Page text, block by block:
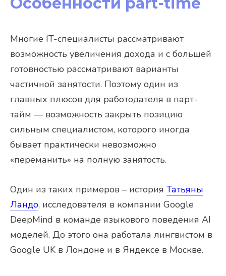
Многие IT-специалисты рассматривают
возможность увеличения дохода и с большей
готовностью рассматривают варианты
частичной занятости. Поэтому один из
главных плюсов для работодателя в парт-
тайм — возможность закрыть позицию
сильным специалистом, которого иногда
бывает практически невозможно
«переманить» на полную занятость.
Один из таких примеров – история Татьяны
Ландо, исследователя в компании Google
DeepMind в команде языкового поведения AI
моделей. До этого она работала лингвистом в
Google UK в Лондоне и в Яндексе в Москве.